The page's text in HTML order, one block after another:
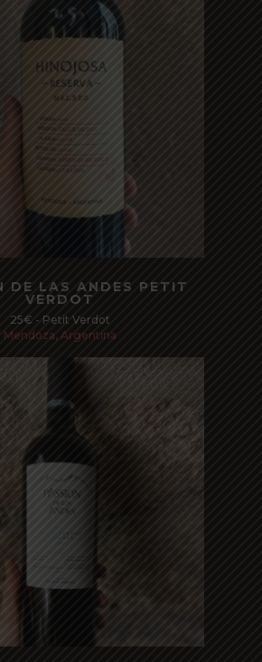
DE LAS ANDES PETIT
VERDOT
25€ - Petit Verdot
Mendoza, Argentina